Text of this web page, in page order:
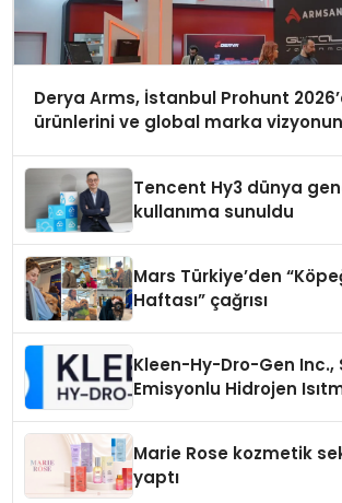
Derya Arms, İstanbul Prohunt
ürünlerini ve global marka
Tencent Hy3 dünya
kullanıma sunuldu
Mars Türkiye’den
Haftası” çağrısı
Kleen-Hy-Dro-Gen Inc.,
Emisyonlu Hidrojen
Marie Rose kozmetik
yaptı